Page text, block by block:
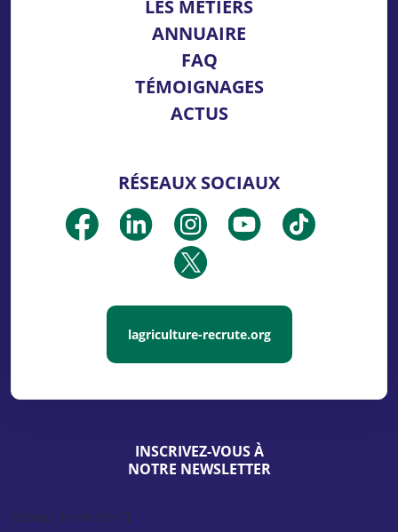
INSCRIVEZ-VOUS À
NOTRE NEWSLETTER
[sibwp_form id=1]
LES MÉTIERS
ANNUAIRE
FAQ
TÉMOIGNAGES
ACTUS
RÉSEAUX SOCIAUX
lagriculture-recrute.org